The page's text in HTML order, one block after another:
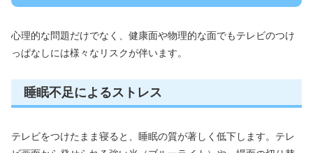
心理的な問題だけでなく、健康面や物理的な面でもテレビのつけ
っぱなしには様々なリスクが伴います。
睡眠不足によるストレス
テレビをつけたまま寝ると、睡眠の質が著しく低下します。テレ